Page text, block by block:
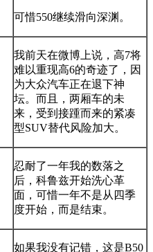
可惜550继续滑向深渊。
我前天在微博上说，高7将
难以重现高6的奇迹了，因
为大众汽车正在退下神
坛。而且，两厢车的未
来，受到接踵而来的紧凑
型SUV替代风险加大。
忍耐了一年我的数落之
后，科鲁兹开始洗心革
面，可惜一年不是从四季
度开始，而是结束。
如果我没有记错，这是B50